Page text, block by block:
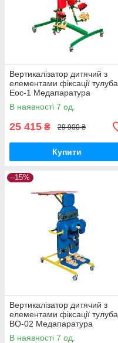
Вертикалізатор дитячий з
елементами фіксації тулуба
Еос-1 Медапаратура
В наявності 7 од.
25 415 ₴ 29 900 ₴
Купити
–15%
Вертикалізатор дитячий з
елементами фіксації тулуба
ВО-02 Медапаратура
В наявності 7 од.